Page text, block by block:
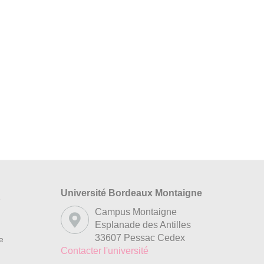
Université Bordeaux Montaigne
Campus Montaigne
Esplanade des Antilles
33607 Pessac Cedex
Contacter l'université